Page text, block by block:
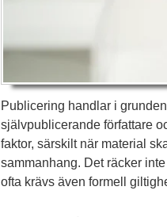
Publicering handlar i
självpublicerande författare
faktor, särskilt när material
sammanhang. Det räcker
ofta krävs även formell